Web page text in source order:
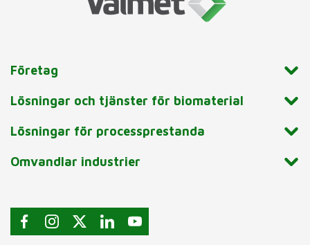
Företag
Lösningar och tjänster för biomaterial
Lösningar för processprestanda
Omvandlar industrier